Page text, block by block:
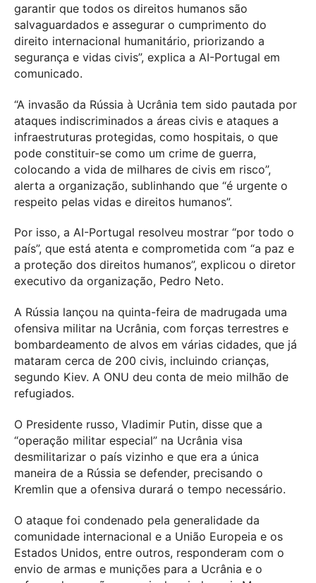
garantir que todos os direitos humanos são
salvaguardados e assegurar o cumprimento do
direito internacional humanitário, priorizando a
segurança e vidas civis”, explica a AI-Portugal em
comunicado.
“A invasão da Rússia à Ucrânia tem sido pautada por
ataques indiscriminados a áreas civis e ataques a
infraestruturas protegidas, como hospitais, o que
pode constituir-se como um crime de guerra,
colocando a vida de milhares de civis em risco”,
alerta a organização, sublinhando que “é urgente o
respeito pelas vidas e direitos humanos”.
Por isso, a AI-Portugal resolveu mostrar “por todo o
país”, que está atenta e comprometida com “a paz e
a proteção dos direitos humanos”, explicou o diretor
executivo da organização, Pedro Neto.
A Rússia lançou na quinta-feira de madrugada uma
ofensiva militar na Ucrânia, com forças terrestres e
bombardeamento de alvos em várias cidades, que já
mataram cerca de 200 civis, incluindo crianças,
segundo Kiev. A ONU deu conta de meio milhão de
refugiados.
O Presidente russo, Vladimir Putin, disse que a
“operação militar especial” na Ucrânia visa
desmilitarizar o país vizinho e que era a única
maneira de a Rússia se defender, precisando o
Kremlin que a ofensiva durará o tempo necessário.
O ataque foi condenado pela generalidade da
comunidade internacional e a União Europeia e os
Estados Unidos, entre outros, responderam com o
envio de armas e munições para a Ucrânia e o